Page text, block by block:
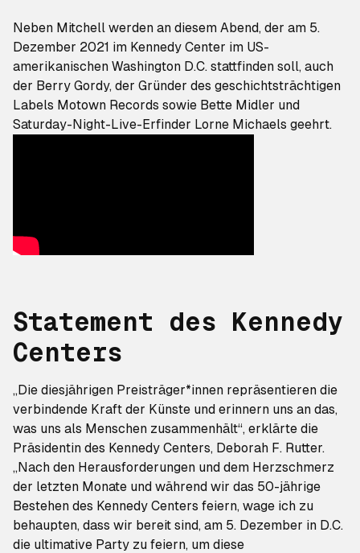
Neben Mitchell werden an diesem Abend, der am 5.
Dezember 2021 im Kennedy Center im US-
amerikanischen Washington D.C. stattfinden soll, auch
der Berry Gordy, der Gründer des geschichtsträchtigen
Labels Motown Records sowie Bette Midler und
Saturday-Night-Live-Erfinder Lorne Michaels geehrt.
Statement des Kennedy
Centers
„Die diesjährigen Preisträger*innen repräsentieren die
verbindende Kraft der Künste und erinnern uns an das,
was uns als Menschen zusammenhält“, erklärte die
Präsidentin des Kennedy Centers, Deborah F. Rutter.
„Nach den Herausforderungen und dem Herzschmerz
der letzten Monate und während wir das 50-jährige
Bestehen des Kennedy Centers feiern, wage ich zu
behaupten, dass wir bereit sind, am 5. Dezember in D.C.
die ultimative Party zu feiern, um diese